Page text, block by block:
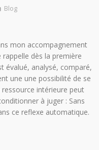
Blog
mon accompagnement
dès la première
évalué, analysé, comparé,
une une possibilité de se
intérieure peut
à juger : Sans
ce reflexe automatique.